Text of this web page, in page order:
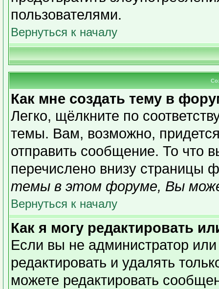
пользователями.
Вернуться к началу
Как мне создать тему в
Легко, щёлкните по
темы. Вам, возможно,
отправить сообщение. То что
перечислено внизу страницы
темы в этом форуме, Вы
Вернуться к началу
Как я могу редактировать
Если вы не администратор
редактировать и удалять
можете редактировать